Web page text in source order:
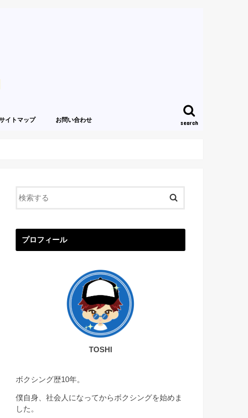
search
イトマップ お問い合わせ
プロフィール
TOSHI
ボクシング歴10年。
僕自身、社会人になってからボクシングを始めま
した。